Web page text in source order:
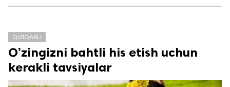
QIZIQARLI
O’zingizni bahtli his etish uchun
kerakli tavsiyalar